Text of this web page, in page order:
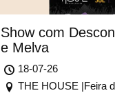
Show com
e Melva
18-07-26
THE HOUSE |Feira